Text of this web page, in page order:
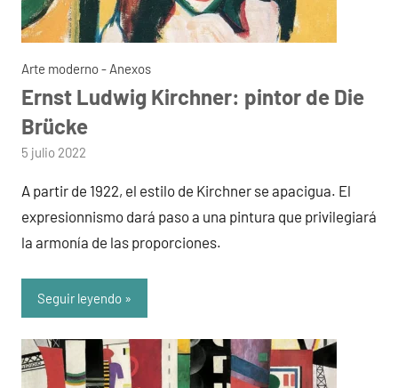
Arte moderno - Anexos
Ernst Ludwig Kirchner: pintor de Die
Brücke
por
5 julio 2022
A partir de 1922, el estilo de Kirchner se apacigua. El
expresionnismo dará paso a una pintura que privilegiará
la armonía de las proporciones.
Seguir leyendo